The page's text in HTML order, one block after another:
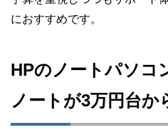
におすすめです。
HPのノートパソコ
ノートが3万円台か